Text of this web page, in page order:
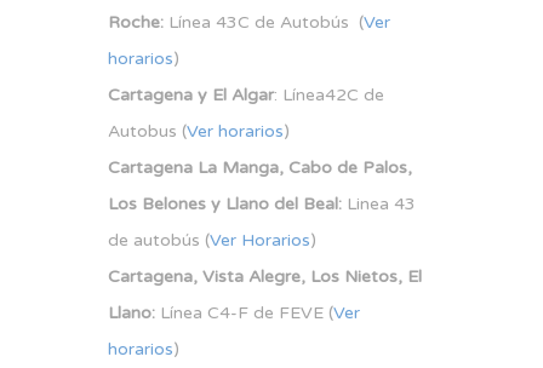
Roche: Línea 43C de Autobús (Ver
horarios)
Cartagena y El Algar: Línea42C de
Autobus (Ver horarios)
Cartagena La Manga, Cabo de Palos,
Los Belones y Llano del Beal: Linea 43
de autobús (Ver Horarios)
Cartagena, Vista Alegre, Los Nietos, El
Llano: Línea C4-F de FEVE (Ver
horarios)